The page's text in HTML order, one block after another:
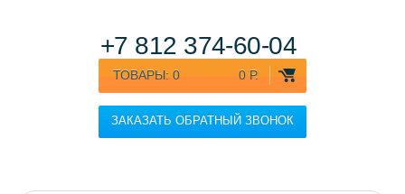
ТОВАРЫ: 0 0 Р.
ЗАКАЗАТЬ ОБРАТНЫЙ ЗВОНОК
+7 812 374-60-04